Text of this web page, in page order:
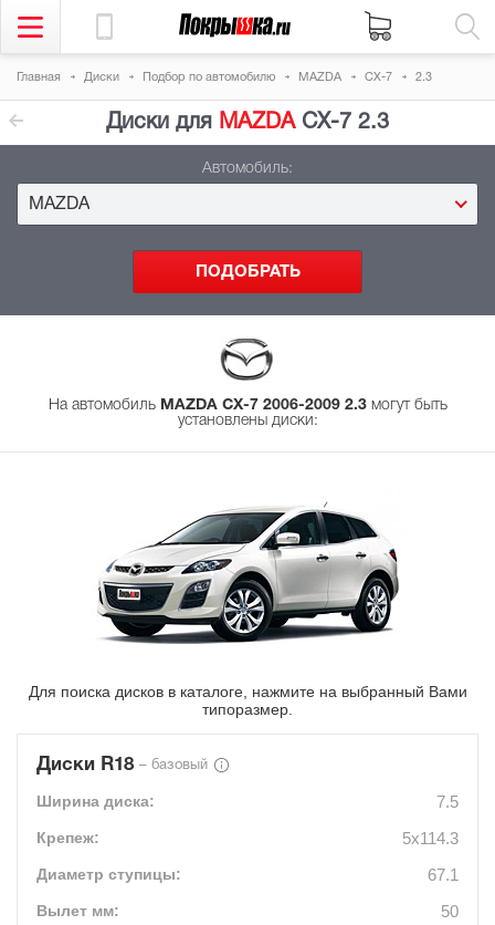
Главная Диски Подбор по автомобилю MAZDA CX-7 2.3
Диски для MAZDACX-7 2.3
Автомобиль:
MAZDA
На автомобиль MAZDA CX-7 2006-2009 2.3могут быть
установлены диски:
Для поиска дисков в каталоге, нажмите на выбранный Вами
типоразмер.
Диски R18 – базовый
7.5
5x114.3
67.1
50